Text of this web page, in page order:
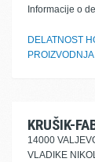
Informacije o
DELATNOST
KRUŠIK-
14000
VLADIKE